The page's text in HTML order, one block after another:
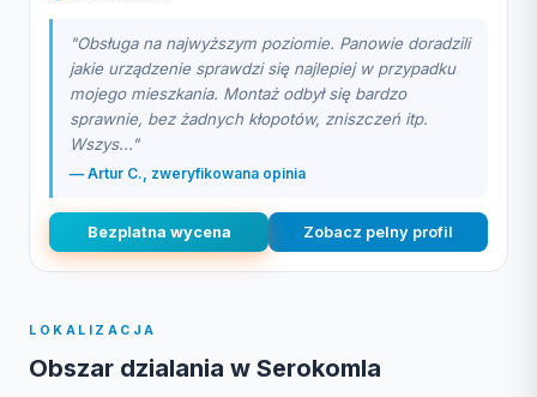
"Obsługa na najwyższym poziomie. Panowie doradzili
jakie urządzenie sprawdzi się najlepiej w przypadku
mojego mieszkania. Montaż odbył się bardzo
sprawnie, bez żadnych kłopotów, zniszczeń itp.
Wszys..."
— Artur C., zweryfikowana opinia
Bezplatna wycena Zobacz pelny profil
LOKALIZACJA
Obszar dzialania w Serokomla